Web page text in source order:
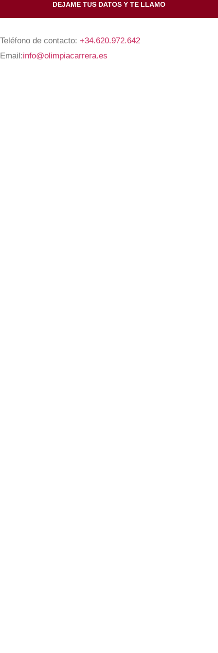
DEJAME TUS DATOS Y TE LLAMO
Teléfono de contacto: +34.620.972.642
Email:info@olimpiacarrera.es